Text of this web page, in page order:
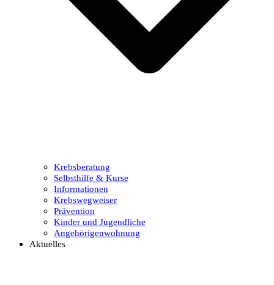
Krebsberatung
Selbsthilfe & Kurse
Informationen
Krebswegweiser
Prävention
Kinder und Jugendliche
Angehörigenwohnung
Aktuelles